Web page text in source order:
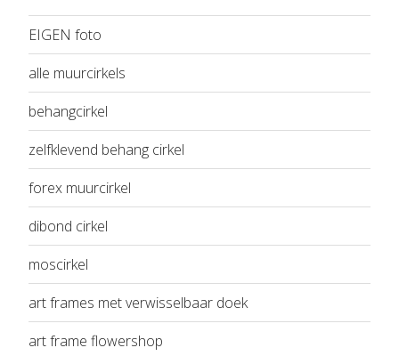
EIGEN foto
alle muurcirkels
behangcirkel
zelfklevend behang cirkel
forex muurcirkel
dibond cirkel
moscirkel
art frames met verwisselbaar doek
art frame flowershop